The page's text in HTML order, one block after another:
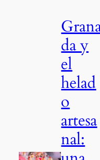
da y
el
helad
o
artesa
nal: